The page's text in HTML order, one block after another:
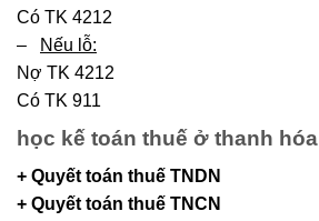
Có TK 4212
–
Nếu lỗ:
Nợ TK 4212
Có TK 911
học kế toán thuế ở thanh hóa
+ Quyết toán thuế TNDN
+ Quyết toán thuế TNCN